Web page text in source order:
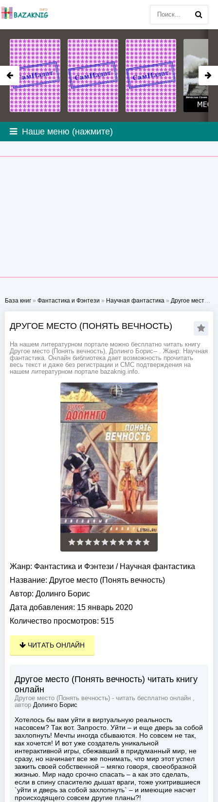
Наше меню (нажмите)
База книг » Фантастика и Фэнтези » Научная фантастика » Другое место (Понять вечность)
ДРУГОЕ МЕСТО (ПОНЯТЬ ВЕЧНОСТЬ)
На нашем литературном портале можно бесплатно читать книгу
Другое место (Понять вечность), Долинго Борис-- . Жанр: Научная
фантастика. Онлайн библиотека дает возможность прочитать
весь текст и даже без регистрации и СМС подтверждения на
нашем литературном портале bazaknig.info.
Жанр: Фантастика и Фэнтези / Научная фантастика
Название: Другое место (Понять вечность)
Автор: Долинго Борис
Дата добавления: 15 январь 2020
Количество просмотров: 515
ЧИТАТЬ ОНЛАЙН
Другое место (Понять вечность) читать книгу
онлайн
Другое место (Понять вечность) - читать бесплатно онлайн ,
автор Долинго Борис
Хотелось бы вам уйти в виртуальную реальность
насовсем? Так вот. Запросто. Уйти – и еще дверь за собой
захлопнуть! Мечты иногда сбываются. Но совсем не так,
как хочется! И вот уже создатель уникальной
интерактивной игры, сбежавший в придуманный мир, не
сразу, но начинает все же понимать, что мир этот успел
зажить своей собственной – мягко говоря, своеобразной
жизнью. Мир надо срочно спасать – а как это сделать,
если в спину спасителю дышат враги, тоже ухитрившиеся
`уйти и дверь за собой захлопнуть` – и имеющие насчет
происходящего совсем другие планы?!